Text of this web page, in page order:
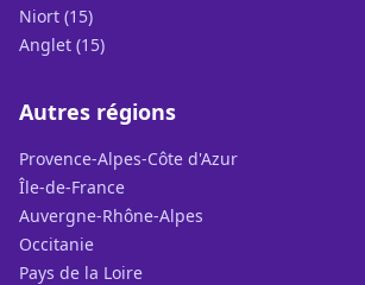
Niort (15)
Anglet (15)
Autres régions
Provence-Alpes-Côte d'Azur
Île-de-France
Auvergne-Rhône-Alpes
Occitanie
Pays de la Loire